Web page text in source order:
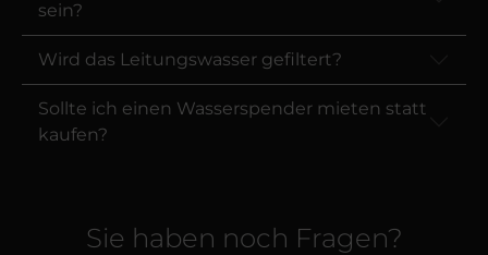
sein?
Wird das Leitungswasser gefiltert?
Sollte ich einen Wasserspender mieten statt
kaufen?
Sie haben noch Fragen?